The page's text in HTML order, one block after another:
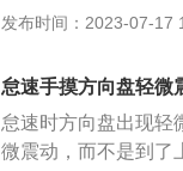
大，如变形应更换；
驶员作用到转向盘边
轮之间引入的齿轮系
发布时间：2023-07-17
怠速手摸方向盘轻微
怠速时方向盘出现轻
微震动，而不是到了